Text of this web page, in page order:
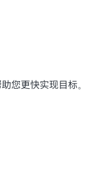
您更快实现目标。